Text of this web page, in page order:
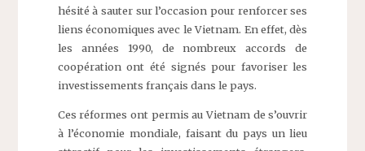
hésité à sauter sur l’occasion pour renforcer ses
liens économiques avec le Vietnam. En effet, dès
les années 1990, de nombreux accords de
coopération ont été signés pour favoriser les
investissements français dans le pays.
Ces réformes ont permis au Vietnam de s’ouvrir
à l’économie mondiale, faisant du pays un lieu